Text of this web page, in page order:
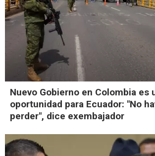
Nuevo Gobierno en Colombia es
oportunidad para Ecuador: "No
perder", dice exembajador